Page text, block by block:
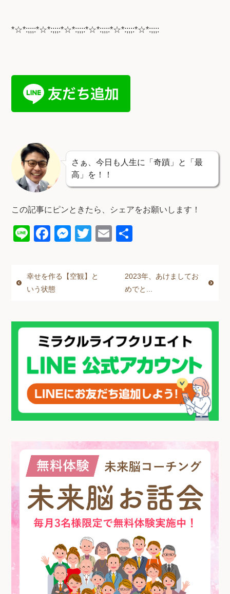
*☆*:;;;:*☆*:;;;:*☆*:;;;:*☆*:;;;:*☆*:;;;:*☆*:;;;:
さぁ、今日も人生に「奇蹟」と「最
高」を！！
この記事にピンときたら、シェアをお願いします！
Li
F
e
o
k
M
e
er
T
er
E
幸せを作る【空観】と
いう状態
2023年、あけましてお
めでと...